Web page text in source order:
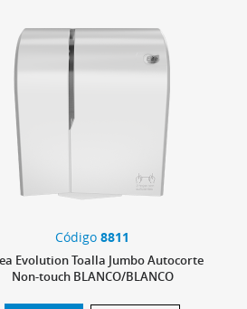
Código 8811
Evolution Toalla Jumbo Autocorte
Non-touch BLANCO/BLANCO